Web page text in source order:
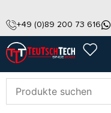
+49 (0)89 200 73 616